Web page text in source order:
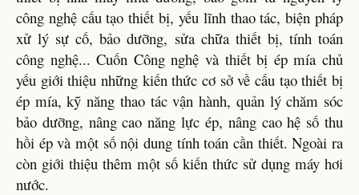
công nghệ cấu tạo thiết bị, yếu lĩnh thao tác, biện pháp
xử lý sự cố, bảo dưỡng, sửa chữa thiết bị, tính toán
công nghệ... Cuốn Công nghệ và thiết bị ép mía chủ
yếu giới thiệu những kiến thức cơ sở về cấu tạo thiết bị
ép mía, kỹ năng thao tác vận hành, quản lý chăm sóc
bảo dưỡng, nâng cao năng lực ép, nâng cao hệ số thu
hồi ép và một số nội dung tính toán cần thiết. Ngoài ra
còn giới thiệu thêm một số kiến thức sử dụng máy hơi
nước.